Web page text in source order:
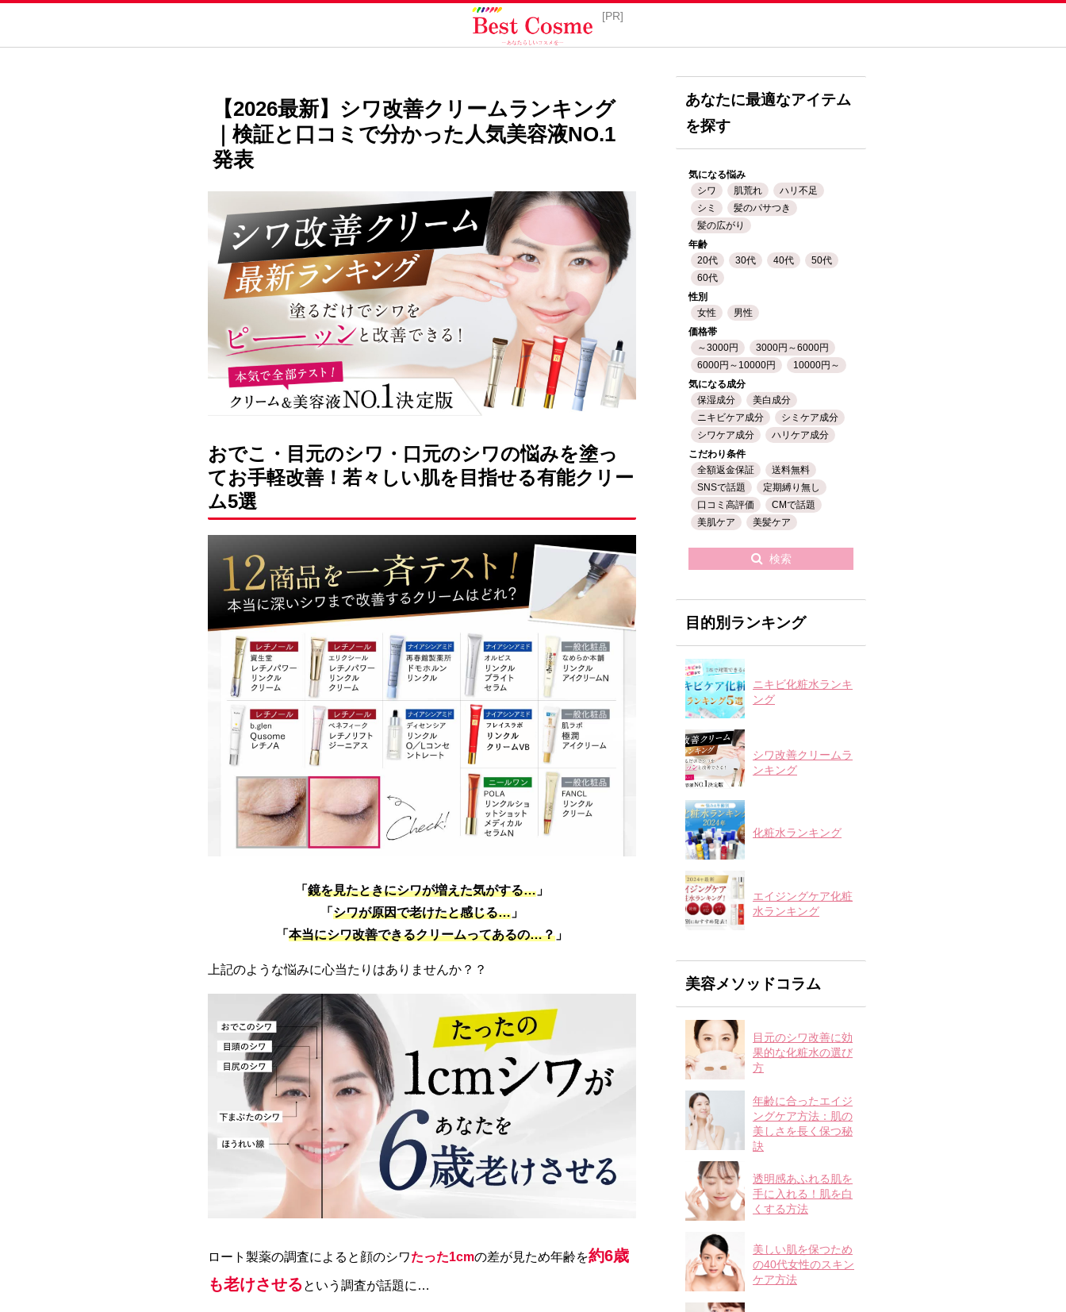
【2026最新】シワ改善クリームランキング
｜検証と口コミで分かった人気美容液NO.1
発表
おでこ・目元のシワ・口元のシワの悩みを塗っ
てお手軽改善！若々しい肌を目指せる有能クリー
ム5選
「 鏡を見たときにシワが増えた気がする… 」
「 シワが原因で老けたと感じる… 」
「 本当にシワ改善できるクリームってあるの…？ 」
上記のような悩みに心当たりはありませんか？？
ロート製薬の調査によると顔のシワたった1cmの差が見ため年齢を約6歳
も老けさせるという調査が話題に…
あなたに最適なアイテム
を探す
気になる悩み
シワ
肌荒れ
ハリ不足
シミ
髪のパサつき
髪の広がり
年齢
20代
30代 40代
50代
60代
性別
女性
男性
価格帯
～3000円
3000円～6000円
6000円～10000円
10000円～
気になる成分
保湿成分
美白成分
ニキビケア成分
シミケア成分
シワケア成分
ハリケア成分
こだわり条件
全額返金保証
送料無料
SNSで話題
定期縛り無し
口コミ高評価
CMで話題
美肌ケア
美髪ケア
検索
目的別ランキング
ニキビ化粧水ランキ
ング
シワ改善クリームラ
ンキング
化粧水ランキング
エイジングケア化粧
水ランキング
美容メソッドコラム
目元のシワ改善に効
果的な化粧水の選び
方
年齢に合ったエイジ
ングケア方法：肌の
美しさを長く保つ秘
訣
透明感あふれる肌を
手に入れる！肌を白
くする方法
美しい肌を保つため
の40代女性のスキン
ケア方法